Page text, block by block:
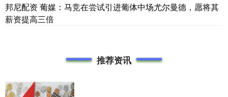
邦尼配资 葡媒：马竞在尝试引进葡体中场尤尔曼德，愿将其
薪资提高三倍
推荐资讯